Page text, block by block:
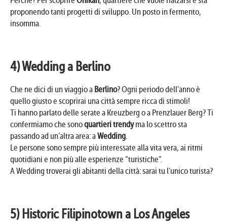
proponendo tanti progetti di sviluppo. Un posto in fermento,
insomma.
4) Wedding a Berlino
Che ne dici di un viaggio a Berlino? Ogni periodo dell’anno è
quello giusto e scoprirai una città sempre ricca di stimoli!
Ti hanno parlato delle serate a Kreuzberg o a Prenzlauer Berg? Ti
confermiamo che sonoquartieri trendyma lo scettro sta
passando ad un’altra area: aWedding.
Le persone sono sempre più interessate alla vita vera, ai ritmi
quotidiani e non più alle esperienze “turistiche”.
A Wedding troverai gli abitanti della città: sarai tu l’unico turista?
5) Historic Filipinotown a Los Angeles